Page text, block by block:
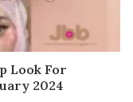
Look For
2024